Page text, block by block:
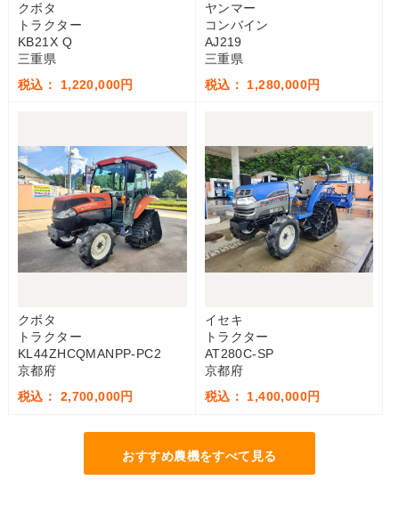
クボタ
トラクター
KB21X Q
三重県
税込： 1,220,000円
ヤンマー
コンバイン
AJ219
三重県
税込： 1,280,000円
クボタ
トラクター
KL44ZHCQMANPP-PC2
京都府
税込： 2,700,000円
イセキ
トラクター
AT280C-SP
京都府
税込： 1,400,000円
おすすめ農機をすべて見る